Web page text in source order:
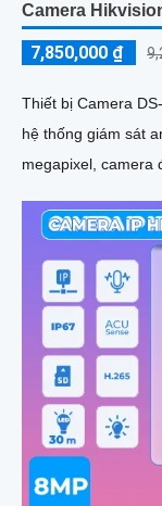
Camera
7,850,000 ₫
Thiết bị Camera
hệ thống giám sát an ninh. Với độ phân giải
megapixel, camera